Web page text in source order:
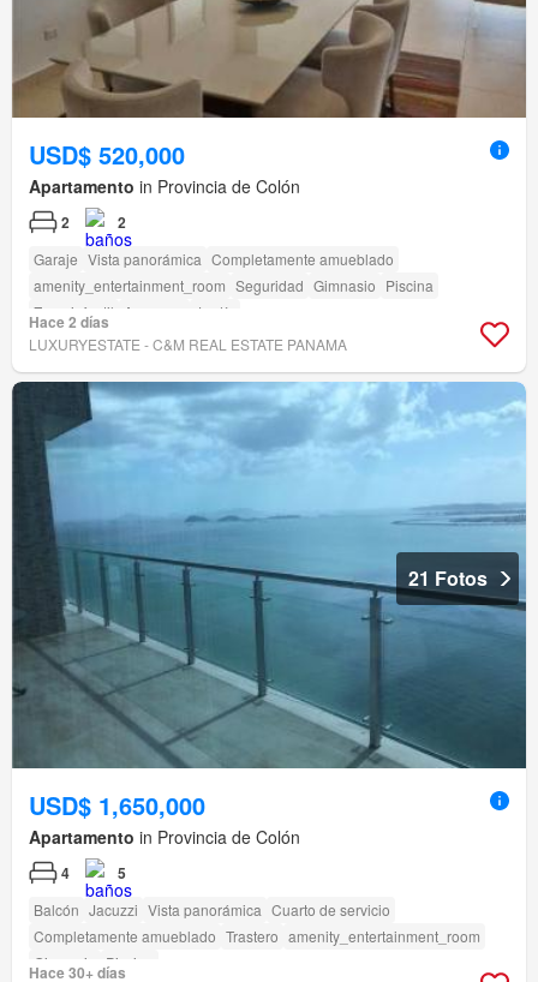
USD$ 520,000
Apartamento in Provincia de Colón
2 2
Garaje Vista panorámica Completamente amueblado
amenity_entertainment_room Seguridad Gimnasio Piscina
Zona infantil
Ascensor Jardín
Hace 2 días
LUXURYESTATE - C&M REAL ESTATE PANAMA
21 Fotos
USD$ 1,650,000
Apartamento in Provincia de Colón
4 5
Balcón Jacuzzi Vista panorámica Cuarto de servicio
Completamente amueblado Trastero amenity_entertainment_room
Gimnasio
Piscina
Hace 30+ días